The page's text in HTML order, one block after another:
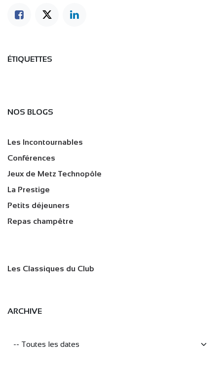
ÉTIQUETTES
NOS BLOGS
Les Incontournables
Conférences
Jeux de Metz Technopôle
La Prestige
Petits déjeuners
Repas champêtre
Les Classiques du Club
ARCHIVE